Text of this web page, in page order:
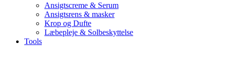
Ansigtscreme & Serum
Ansigtsrens & masker
Krop og Dufte
Læbepleje & Solbeskyttelse
Tools